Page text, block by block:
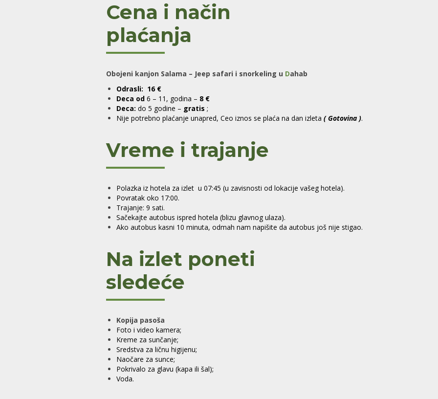
Cena i način
plaćanja
Obojeni kanjon Salama – Jeep safari i snorkeling u Dahab
Odrasli: 16 €
Deca od 6 – 11, godina – 8 €
Deca: do 5 godine – gratis ;
Nije potrebno plaćanje unapred, Ceo iznos se plaća na dan izleta ( Gotovina ).
Vreme i trajanje
Polazka iz hotela za izlet u 07:45 (u zavisnosti od lokacije vašeg hotela).
Povratak oko 17:00.
Trajanje: 9 sati.
Sačekajte autobus ispred hotela (blizu glavnog ulaza).
Ako autobus kasni 10 minuta, odmah nam napišite da autobus još nije stigao.
Na izlet poneti
sledeće
Kopija pasoša
Foto i video kamera;
Kreme za sunčanje;
Sredstva za ličnu higijenu;
Naočare za sunce;
Pokrivalo za glavu (kapa ili šal);
Voda.